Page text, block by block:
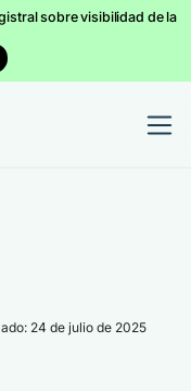
sobre visibilidad de la
24 de julio de 2025